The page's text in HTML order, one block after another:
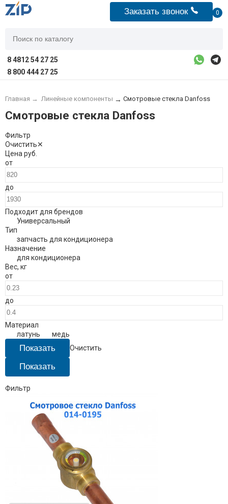
Заказать звонок 0
8 4812 54 27 25
8 800 444 27 25
Главная → Линейные компоненты → Смотровые стекла Danfoss
Смотровые стекла Danfoss
Фильтр
Очистить✕
Цена руб.
от
до
Подходит для брендов
Универсальный
Тип
запчасть для кондиционера
Назначение
для кондиционера
Вес, кг
от
до
Материал
латунь
медь
Очистить
Фильтр